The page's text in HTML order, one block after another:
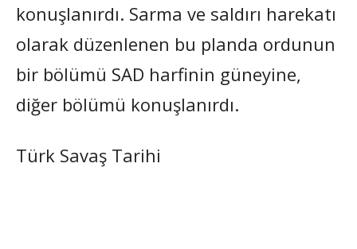
konuşlanırdı. Sarma ve saldırı harekatı
olarak düzenlenen bu planda ordunun
bir bölümü SAD harfinin güneyine,
diğer bölümü konuşlanırdı.
Türk Savaş Tarihi